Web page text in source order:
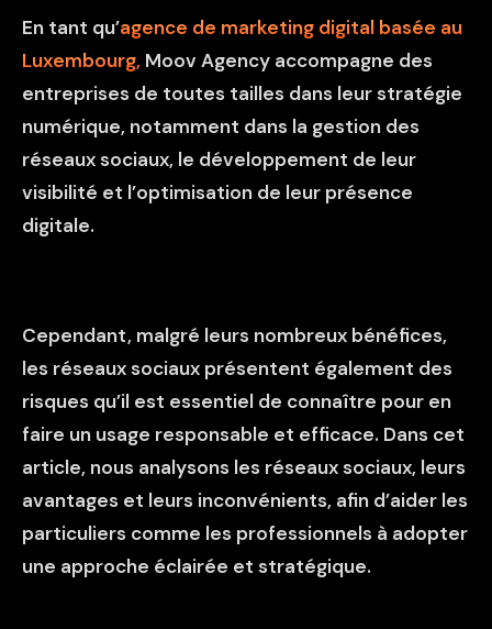
En tant qu’agence de marketing digital basée au
Luxembourg, Moov Agency accompagne des
entreprises de toutes tailles dans leur stratégie
numérique, notamment dans la gestion des
réseaux sociaux, le développement de leur
visibilité et l’optimisation de leur présence
digitale.
Cependant, malgré leurs nombreux bénéfices,
les réseaux sociaux présentent également des
risques qu’il est essentiel de connaître pour en
faire un usage responsable et efficace. Dans cet
article, nous analysons les réseaux sociaux, leurs
avantages et leurs inconvénients, afin d’aider les
particuliers comme les professionnels à adopter
une approche éclairée et stratégique.